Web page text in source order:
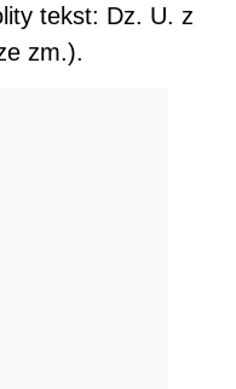
tekst: Dz. U. z
zm.).